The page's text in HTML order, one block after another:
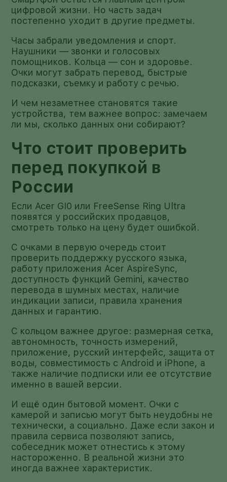
цифровой жизни. Но часть задач
постепенно уходит в другие предметы.
Часы забрали уведомления и спорт.
Наушники — звонки и голосовых
помощников. Кольца — сон и здоровье.
Очки могут забрать перевод, быстрые
подсказки, съемку и работу с речью.
И чем незаметнее становятся такие
устройства, тем важнее вопрос: замечаем
ли мы, сколько данных они собирают?
Что стоит проверить
перед покупкой в
России
Если Acer GI0 или FreeSense Ring Ultra
появятся у российских продавцов,
смотреть только на цену будет ошибкой.
С очками в первую очередь стоит
проверить поддержку русского языка,
работу приложения Acer AspireSync,
доступность функций Gemini, качество
перевода в шумных местах, наличие
индикации записи, правила хранения
данных и гарантию.
С кольцом важнее другое: размерная сетка,
автономность, точность измерений,
приложение, русский интерфейс, защита от
воды, совместимость с Android и iPhone, а
также наличие подписки или ее отсутствие
именно в вашей версии.
И ещё один бытовой момент. Очки с
камерой и записью могут быть неудобны не
технически, а социально. Даже если закон и
правила сервиса позволяют запись,
собеседник может отнестись к этому
настороженно. В реальной жизни это
иногда важнее характеристик.